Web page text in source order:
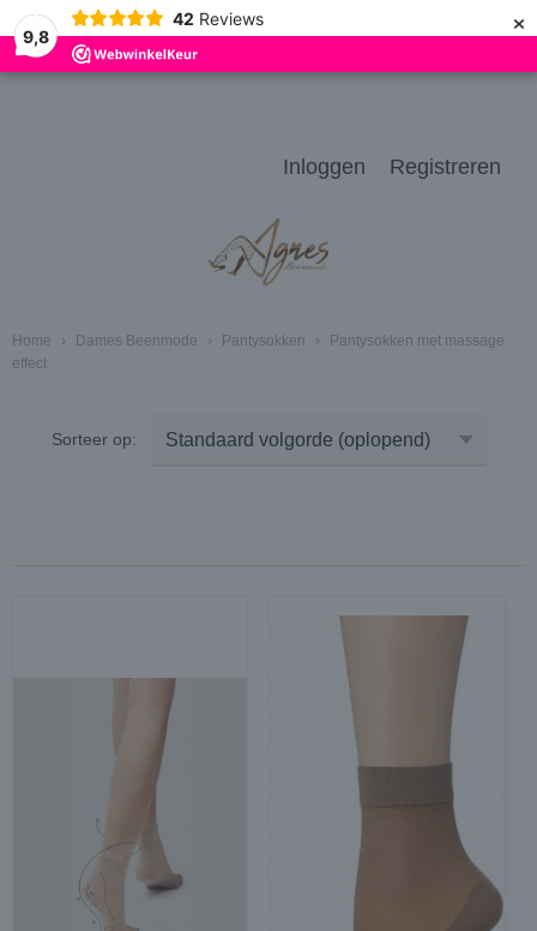
9,8
42 Reviews ×
Inloggen Registreren
Home › Dames Beenmode › Pantysokken ›
Pantysokken met massage
effect
Sorteer op: